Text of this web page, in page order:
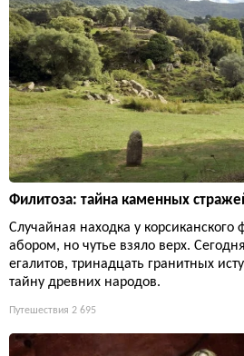
Филитоза: тайна каменных
Случайная находка у корсиканского
абором, но чутье взяло верх.
егалитов, тринадцать гранитных
тайну древних народов.
Путешествия 2 695